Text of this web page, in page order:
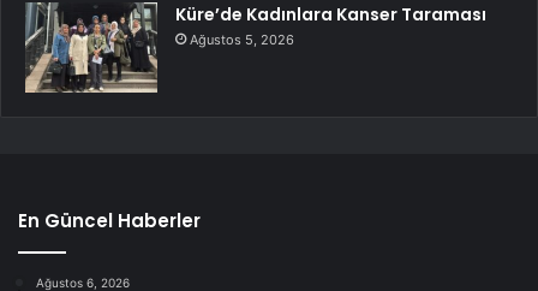
Küre’de Kadınlara Kanser Taraması
Ağustos 5, 2026
En Güncel Haberler
Ağustos 6, 2026